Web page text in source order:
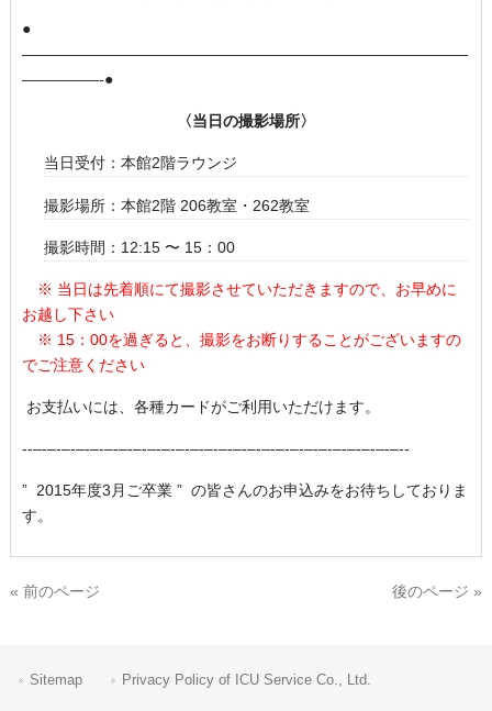
●
—————————————————————————————
—————-●
〈当日の撮影場所〉
当日受付：本館2階ラウンジ
撮影場所：本館2階 206教室・262教室
撮影時間：12:15 〜 15：00
※ 当日は先着順にて撮影させていただきますので、お早めに
お越し下さい
※ 15：00を過ぎると、撮影をお断りすることがございますの
でご注意ください
お支払いには、各種カードがご利用いただけます。
-‐–‐–‐–‐–‐–‐–‐–‐–‐–‐–‐–‐–‐–‐–‐–‐–‐–‐–‐–‐–‐–‐–‐–‐–‐–‐–‐-
” 2015年度3月ご卒業 ” の皆さんのお申込みをお待ちしておりま
す。
« 前のページ 後のページ »
Sitemap Privacy Policy of ICU Service Co., Ltd.